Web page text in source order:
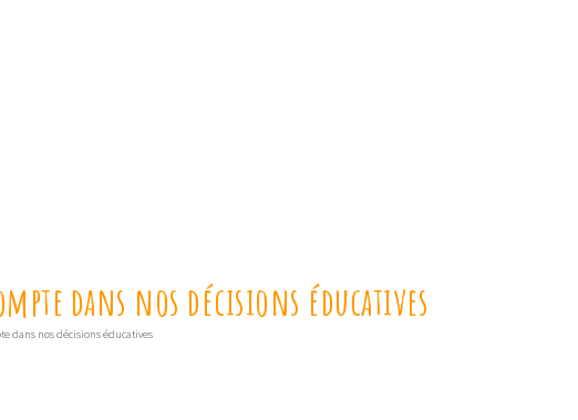
dans nos décisions éducatives
dans nos décisions éducatives